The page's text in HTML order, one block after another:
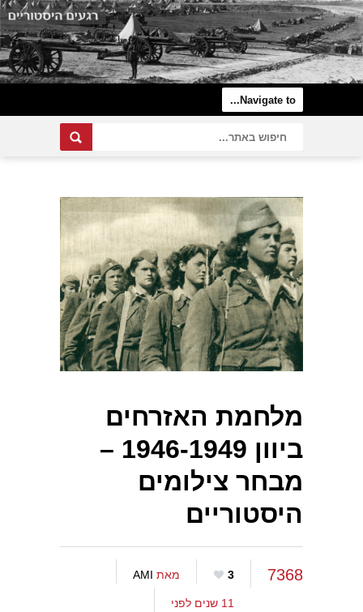
מלחמת האזרחים
ביוון 1946-1949 –
מבחר צילומים
היסטוריים
7368
3 מאת AMI
11 שנים לפני